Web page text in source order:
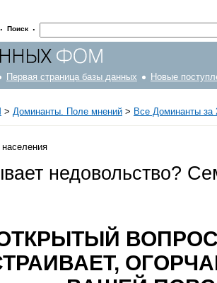
· Поиск ·
Первая страница базы данных Новые
> Доминанты. Поле мнений > Все Доминанты за
недовольство?